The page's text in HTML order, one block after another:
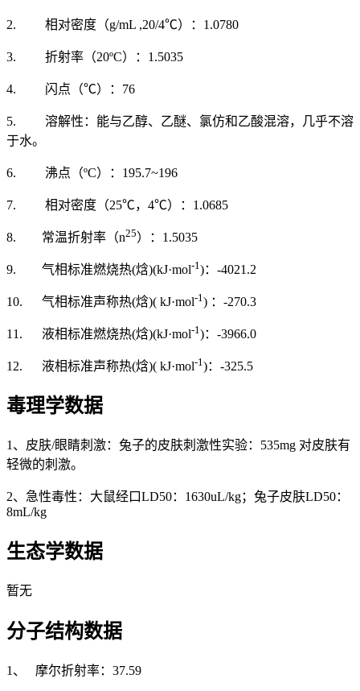
2. 相对密度（g/mL ,20/4℃）：1.0780
3. 折射率（20ºC）：1.5035
4. 闪点（℃）：76
5. 溶解性：能与乙醇、乙醚、氯仿和乙酸混溶，几乎不溶
于水。
6. 沸点（ºC）：195.7~196
7. 相对密度（25℃，4℃）：1.0685
8. 常温折射率（n25）：1.5035
9. 气相标准燃烧热(焓)(kJ·mol-1 )：-4021.2
10. 气相标准声称热(焓)( kJ·mol-1 ) ：-270.3
11. 液相标准燃烧热(焓)(kJ·mol-1 )：-3966.0
12. 液相标准声称热(焓)( kJ·mol-1 )：-325.5
毒理学数据
1、皮肤/眼睛刺激：兔子的皮肤刺激性实验：535mg 对皮肤有
轻微的刺激。
2、急性毒性：大鼠经口LD50：1630uL/kg；兔子皮肤LD50：
8mL/kg
生态学数据
暂无
分子结构数据
1、 摩尔折射率：37.59